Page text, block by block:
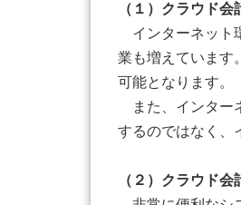
（１）クラウド会
インターネット
業も増えています
可能となります。
また、インター
するのではなく、
（２）クラウド会